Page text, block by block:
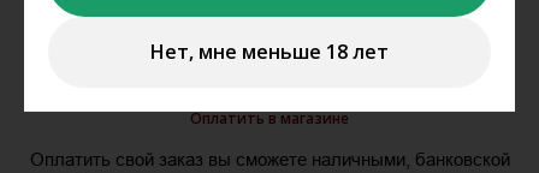
Нет, мне меньше 18 лет
Оплатить в магазине
Оплатить свой заказ вы сможете наличными, банковской